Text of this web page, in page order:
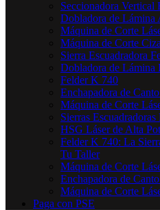
Seccionadora
Dobladora de Lámina
Máquina de Corte
Máquina de Corte
Sierra Escuadradora
Dobladora de Lámina
Felder K 740
Enchapadora de
Máquina de Corte
Sierras
HSG Láser de Alta
Felder K 740: La
Tu Taller
Máquina de Corte
Enchapadora de
Máquina de Corte
Paga con PSE